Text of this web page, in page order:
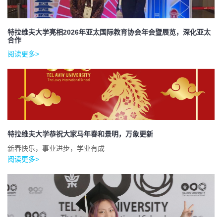
特拉维夫大学亮相2026年亚太国际教育协会年会暨展览，深化亚太
合作
阅读更多>
特拉维夫大学恭祝大家马年春和景明，万象更新
新春快乐，事业进步，学业有成
阅读更多>